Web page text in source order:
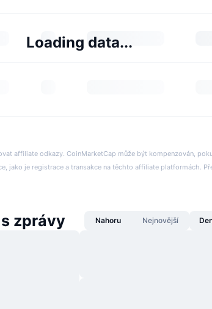
Loading data...
affiliate odkazy. CoinMarketCap může být kompenzován,
jako je registrace a transakce na těchto affiliate platformách.
zprávy Nahoru Nejnovější